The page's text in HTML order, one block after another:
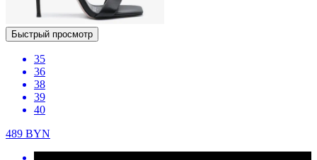
Быстрый просмотр
35
36
38
39
40
489 BYN